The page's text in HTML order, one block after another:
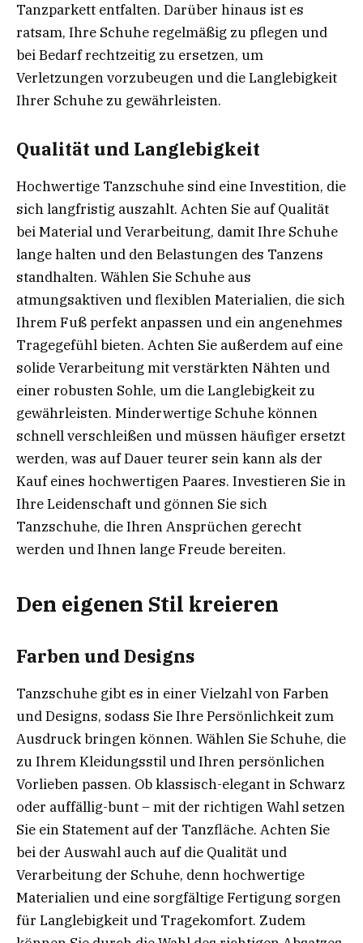
Tanzparkett entfalten. Darüber hinaus ist es
ratsam, Ihre Schuhe regelmäßig zu pflegen und
bei Bedarf rechtzeitig zu ersetzen, um
Verletzungen vorzubeugen und die Langlebigkeit
Ihrer Schuhe zu gewährleisten.
Qualität und Langlebigkeit
Hochwertige Tanzschuhe sind eine Investition, die
sich langfristig auszahlt. Achten Sie auf Qualität
bei Material und Verarbeitung, damit Ihre Schuhe
lange halten und den Belastungen des Tanzens
standhalten. Wählen Sie Schuhe aus
atmungsaktiven und flexiblen Materialien, die sich
Ihrem Fuß perfekt anpassen und ein angenehmes
Tragegefühl bieten. Achten Sie außerdem auf eine
solide Verarbeitung mit verstärkten Nähten und
einer robusten Sohle, um die Langlebigkeit zu
gewährleisten. Minderwertige Schuhe können
schnell verschleißen und müssen häufiger ersetzt
werden, was auf Dauer teurer sein kann als der
Kauf eines hochwertigen Paares. Investieren Sie in
Ihre Leidenschaft und gönnen Sie sich
Tanzschuhe, die Ihren Ansprüchen gerecht
werden und Ihnen lange Freude bereiten.
Den eigenen Stil kreieren
Farben und Designs
Tanzschuhe gibt es in einer Vielzahl von Farben
und Designs, sodass Sie Ihre Persönlichkeit zum
Ausdruck bringen können. Wählen Sie Schuhe, die
zu Ihrem Kleidungsstil und Ihren persönlichen
Vorlieben passen. Ob klassisch-elegant in Schwarz
oder auffällig-bunt – mit der richtigen Wahl setzen
Sie ein Statement auf der Tanzfläche. Achten Sie
bei der Auswahl auch auf die Qualität und
Verarbeitung der Schuhe, denn hochwertige
Materialien und eine sorgfältige Fertigung sorgen
für Langlebigkeit und Tragekomfort. Zudem